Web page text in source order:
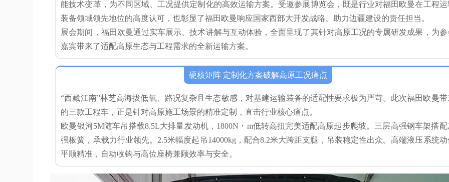
能技术变革，为不同区域、工况提供定制化的高效运输方案。受邀参展博览会，既是行业对福田欧曼在工程运
装备领域领先地位的高度认可，也彰显了福田欧曼响应国家西部大开发战略、助力边疆建设的责任担当。
展会期间，福田欧曼通过实车展示、技术讲解与互动体验，全面呈现了其针对高原工况的专属研发成果，为参
嘉宾带来了适配高原生态与工程需求的全新运输方案。
硬核矩阵 定制化方案破解高原工况痛点
“西藏江南”林芝高海拔低氧、路况复杂且生态敏感，对基建运输装备的适配性要求极为严苛。此次福田欧曼带
的三款工程车，正是针对高原施工场景的精准定制，直击行业核心痛点。
欧曼银河5M随车吊搭载8.5L大排量发动机，1800N・m低转高扭完美适配高原起步爬坡。三层高强钢车架搭配
强板簧，承载力行业领先。2.5米幅度起吊14000kg，配合8.2米大跨距支腿，吊装稳定性出众。高端液压系统动
平顺精准，自动收钩与高位座椅兼顾效率与安全。